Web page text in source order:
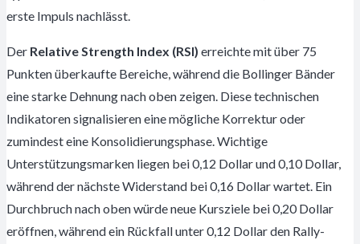
erste Impuls nachlässt.
Der Relative Strength Index (RSI) erreichte mit über 75
Punkten überkaufte Bereiche, während die Bollinger Bänder
eine starke Dehnung nach oben zeigen. Diese technischen
Indikatoren signalisieren eine mögliche Korrektur oder
zumindest eine Konsolidierungsphase. Wichtige
Unterstützungsmarken liegen bei 0,12 Dollar und 0,10 Dollar,
während der nächste Widerstand bei 0,16 Dollar wartet. Ein
Durchbruch nach oben würde neue Kursziele bei 0,20 Dollar
eröffnen, während ein Rückfall unter 0,12 Dollar den Rally-